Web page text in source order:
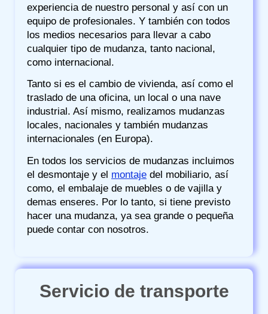
experiencia de nuestro personal y así con un
equipo de profesionales. Y también con todos
los medios necesarios para llevar a cabo
cualquier tipo de mudanza, tanto nacional,
como internacional.
Tanto si es el cambio de vivienda, así como el
traslado de una oficina, un local o una nave
industrial. Así mismo, realizamos mudanzas
locales, nacionales y también mudanzas
internacionales (en Europa).
En todos los servicios de mudanzas incluimos
el desmontaje y el montaje del mobiliario, así
como, el embalaje de muebles o de vajilla y
demas enseres. Por lo tanto, si tiene previsto
hacer una mudanza, ya sea grande o pequeña
puede contar con nosotros.
Servicio de transporte